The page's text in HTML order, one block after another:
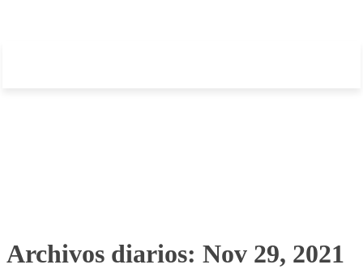
Archivos diarios: Nov 29, 2021